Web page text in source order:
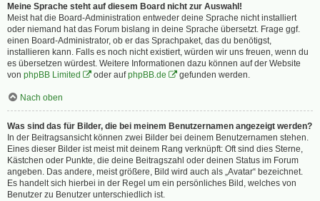
Meine Sprache steht auf diesem Board nicht zur Auswahl!
Meist hat die Board-Administration entweder deine Sprache nicht installiert
oder niemand hat das Forum bislang in deine Sprache übersetzt. Frage ggf.
einen Board-Administrator, ob er das Sprachpaket, das du benötigst,
installieren kann. Falls es noch nicht existiert, würden wir uns freuen, wenn du
es übersetzen würdest. Weitere Informationen dazu können auf der Website
von phpBB Limited oder aufphpBB.de gefunden werden.
Nach oben
Was sind das für Bilder, die bei meinem Benutzernamen angezeigt werden?
In der Beitragsansicht können zwei Bilder bei deinem Benutzernamen stehen.
Eines dieser Bilder ist meist mit deinem Rang verknüpft: Oft sind dies Sterne,
Kästchen oder Punkte, die deine Beitragszahl oder deinen Status im Forum
angeben. Das andere, meist größere, Bild wird auch als „Avatar“ bezeichnet.
Es handelt sich hierbei in der Regel um ein persönliches Bild, welches von
Benutzer zu Benutzer unterschiedlich ist.